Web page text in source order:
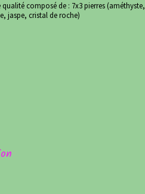
composé de : 7x3 pierres (améthyste,
jaspe, cristal de roche)